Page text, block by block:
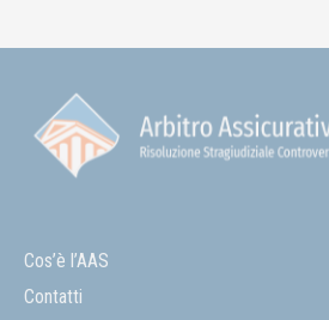
Cos’è l’AAS
Contatti